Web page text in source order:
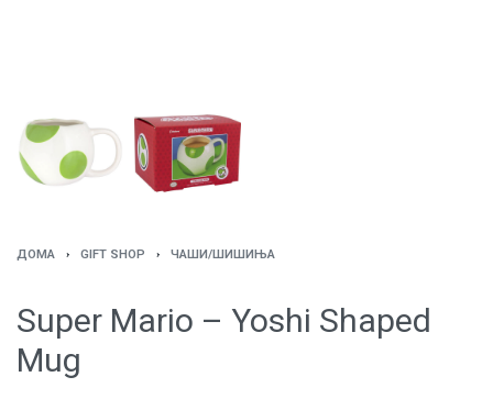
ДОМА › GIFT SHOP › ЧАШИ/ШИШИЊА
Super Mario – Yoshi Shaped
Mug